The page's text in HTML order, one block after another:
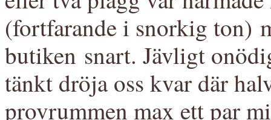
(fortfarande i snorkig ton)
butiken snart. Jävligt
tänkt dröja oss kvar där
provrummen max ett par